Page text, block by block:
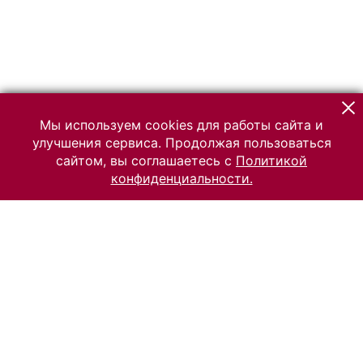
Мы используем cookies для работы сайта и
улучшения сервиса. Продолжая пользоваться
сайтом, вы соглашаетесь с Политикой
конфиденциальности.